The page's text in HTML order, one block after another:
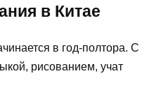
в Китае
в год-полтора. С
рисованием, учат